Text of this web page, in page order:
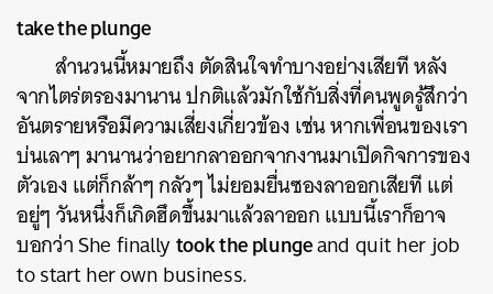
take the plunge
​สำนวนนี้หมายถึง ตัดสินใจทำบางอย่างเสียที หลัง
จากไตร่ตรองมานาน ปกติแล้วมักใช้กับสิ่งที่คนพูดรู้สึกว่า
อันตรายหรือมีความเสี่ยงเกี่ยวข้อง เช่น หากเพื่อนของเรา
บ่นเลาๆ มานานว่าอยากลาออกจากงานมาเปิดกิจการของ
ตัวเอง แต่ก็กล้าๆ กลัวๆ ไม่ยอมยื่นซองลาออกเสียที แต่
อยู่ๆ วันหนึ่งก็เกิดฮึดขึ้นมาแล้วลาออก แบบนี้เราก็อาจ
บอกว่า She finallytook the plungeand quit her job
to start her own business.